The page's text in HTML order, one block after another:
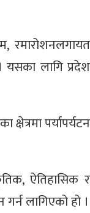
रमारोशनलगायत
यसका लागि प्रदेश
पर्यापर्यटन
ऐतिहासिक र
गर्न लागिएको हो ।